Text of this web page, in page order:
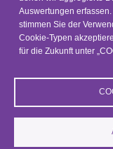
Datenschutz
Impressum
Auswertungen erfassen.
stimmen Sie der
Cookie-Typen
für die Zukunft unter